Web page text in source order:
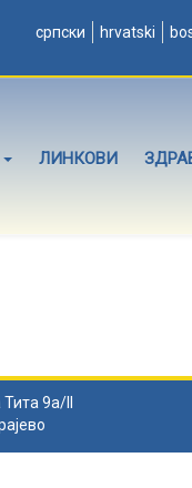
српски hrvatski
ЛИНКОВИ
9а/II